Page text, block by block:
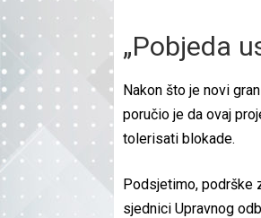
„Pobjeda
Nakon što je novi
poručio je da ovaj
tolerisati blokade.
Podsjetimo, podrške
sjednici Upravnog